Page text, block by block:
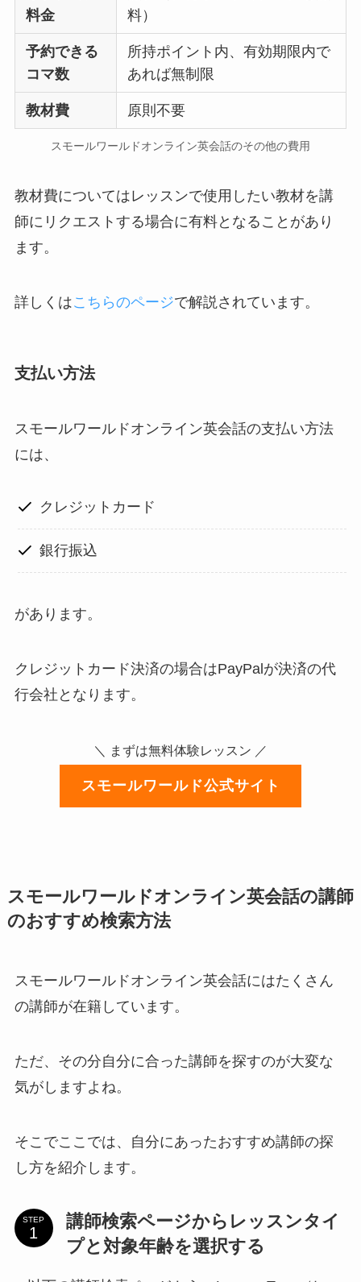
料金
料）
予約できる
コマ数
所持ポイント内、有効期限内で
あれば無制限
教材費 原則不要
スモールワールドオンライン英会話のその他の費用
教材費についてはレッスンで使用したい教材を講
師にリクエストする場合に有料となることがあり
ます。
詳しくはこちらのページで解説されています。
支払い方法
スモールワールドオンライン英会話の支払い方法
には、
クレジットカード
銀行振込
があります。
クレジットカード決済の場合はPayPalが決済の代
行会社となります。
＼ まずは無料体験レッスン ／
スモールワールド公式サイト
スモールワールドオンライン英会話の講師
のおすすめ検索方法
スモールワールドオンライン英会話にはたくさん
の講師が在籍しています。
ただ、その分自分に合った講師を探すのが大変な
気がしますよね。
そこでここでは、自分にあったおすすめ講師の探
し方を紹介します。
STEP
講師検索ページからレッスンタイ
プと対象年齢を選択する